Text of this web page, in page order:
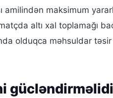
amilindən maksimum
altı xal toplamağı
olduqca məhsuldar